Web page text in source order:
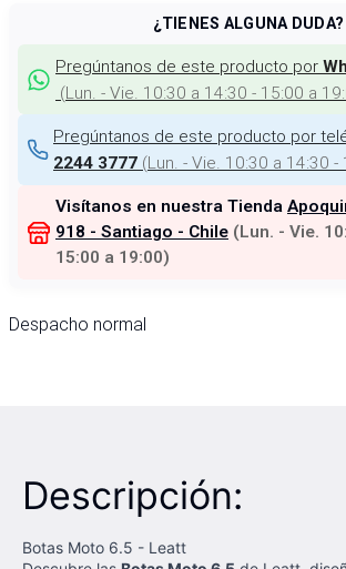
¿TIENES ALGUNA DUDA?
Pregúntanos de este producto por
(Lun. - Vie. 10:30 a 14:30 - 15:00 a
Pregúntanos de este producto por
2244 3777 (Lun. - Vie. 10:30 a 14:30 -
Visítanos en nuestra Tienda
918 - Santiago - Chile (Lun. - Vie.
15:00 a 19:00)
Despacho normal
Descripción:
Botas Moto 6.5 - Leatt